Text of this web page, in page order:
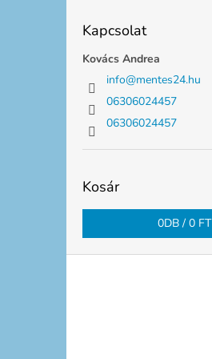
Kapcsolat
Kovács Andrea
info@mentes24.hu
06306024457
06306024457
Kosár
0DB / 0 FT